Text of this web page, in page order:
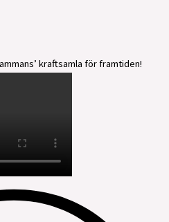
kraftsamla för framtiden!